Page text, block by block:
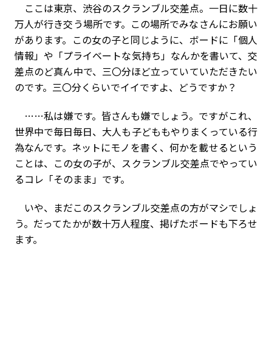
ここは東京、渋谷のスクランブル交差点。一日に数十
万人が行き交う場所です。この場所でみなさんにお願い
があります。この女の子と同じように、ボードに「個人
情報」や「プライベートな気持ち」なんかを書いて、交
差点のど真ん中で、三〇分ほど立っていていただきたい
のです。三〇分くらいでイイですよ、どうですか？
……私は嫌です。皆さんも嫌でしょう。ですがこれ、
世界中で毎日毎日、大人も子どももやりまくっている行
為なんです。ネットにモノを書く、何かを載せるという
ことは、この女の子が、スクランブル交差点でやってい
るコレ「そのまま」です。
いや、まだこのスクランブル交差点の方がマシでしょ
う。だってたかが数十万人程度、掲げたボードも下ろせ
ます。